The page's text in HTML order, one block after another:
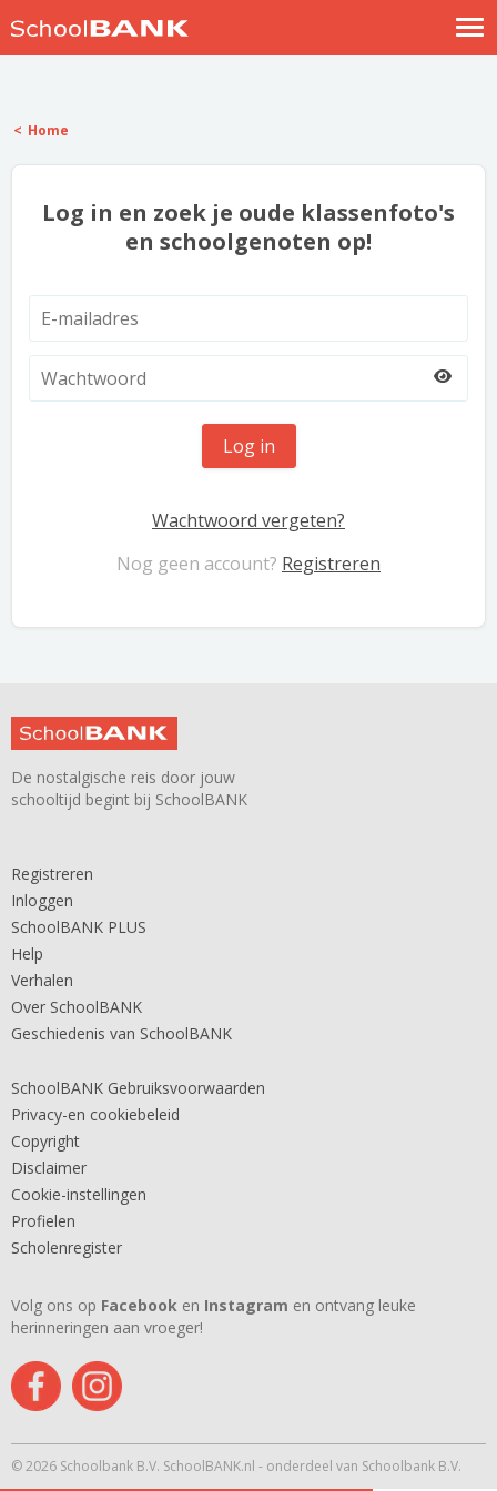
Help
Home
Log in en zoek je oude klassenfoto's
en schoolgenoten op!
Log in
Wachtwoord vergeten?
Nog geen account? Registreren
De nostalgische reis door jouw
schooltijd begint bij SchoolBANK
Registreren
Inloggen
SchoolBANK PLUS
Help
Verhalen
Over SchoolBANK
Geschiedenis van SchoolBANK
SchoolBANK Gebruiksvoorwaarden
Privacy-en cookiebeleid
Copyright
Disclaimer
Cookie-instellingen
Profielen
Scholenregister
Volg ons op Facebook en Instagram en ontvang leuke
herinneringen aan vroeger!
© 2026 Schoolbank B.V. SchoolBANK.nl - onderdeel van Schoolbank B.V.